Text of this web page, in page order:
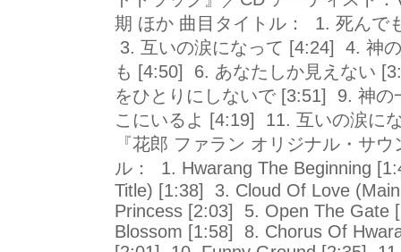
期 ほか 曲目タイトル： 1. 死んで
3. 互いの涙になって [4:24] 4. 神
も [4:50] 6. あなたしか見えない
をひとりにしないで [3:51] 9. 神
こにいるよ [4:19] 11. 互いの涙に
『花郎 ファラン オリジナル・サ
ル： 1. Hwarang The Beginning
Title) [1:38] 3. Cloud Of Love
Princess [2:03] 5. Open The
Blossom [1:58] 8. Chorus Of